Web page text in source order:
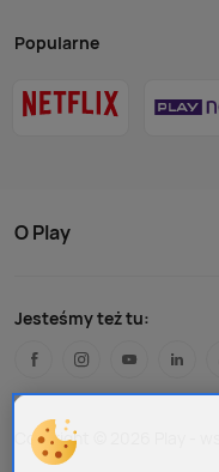
Popularne
O Play
Jesteśmy też tu:
Copyright © 2026 Play -